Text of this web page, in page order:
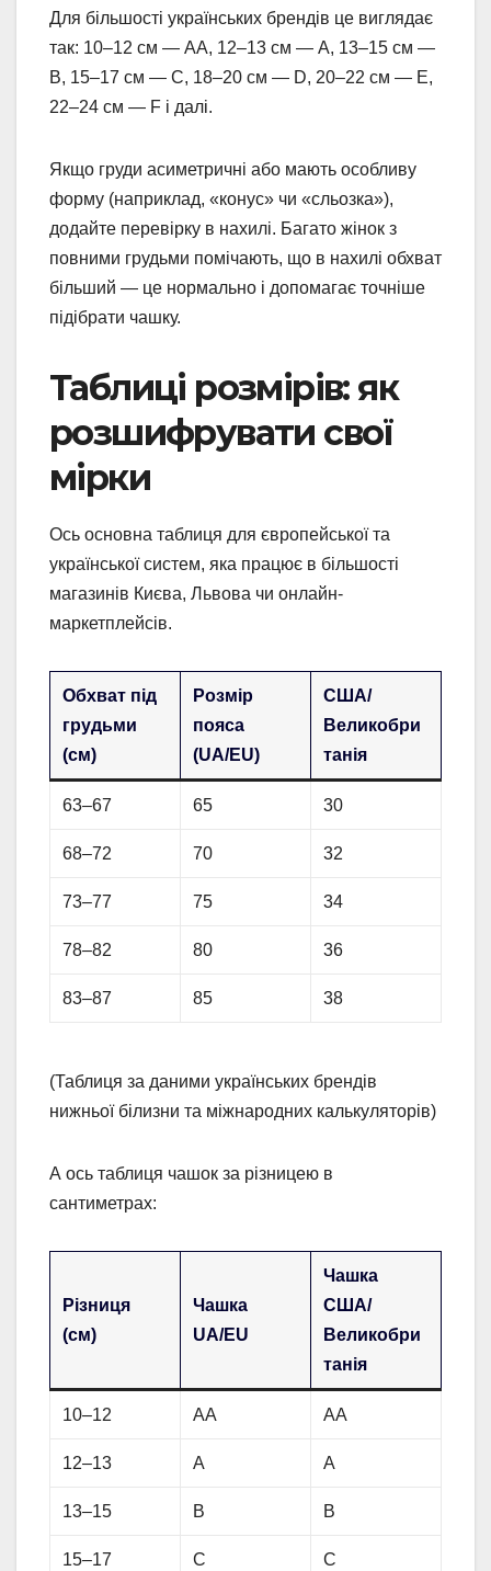
Для більшості українських брендів це виглядає
так: 10–12 см — AA, 12–13 см — A, 13–15 см —
B, 15–17 см — C, 18–20 см — D, 20–22 см — E,
22–24 см — F і далі.
Якщо груди асиметричні або мають особливу
форму (наприклад, «конус» чи «сльозка»),
додайте перевірку в нахилі. Багато жінок з
повними грудьми помічають, що в нахилі обхват
більший — це нормально і допомагає точніше
підібрати чашку.
Таблиці розмірів: як
розшифрувати свої
мірки
Ось основна таблиця для європейської та
української систем, яка працює в більшості
магазинів Києва, Львова чи онлайн-
маркетплейсів.
Обхват під
грудьми
(см)
Розмір
пояса
(UA/EU)
США/
Великобри
танія
63–67 65 30
68–72 70 32
73–77 75 34
78–82 80 36
83–87 85 38
(Таблиця за даними українських брендів
нижньої білизни та міжнародних калькуляторів)
А ось таблиця чашок за різницею в
сантиметрах:
Різниця
(см)
Чашка
UA/EU
Чашка
США/
Великобри
танія
10–12 AA AA
12–13 A A
13–15 B B
15–17 C C